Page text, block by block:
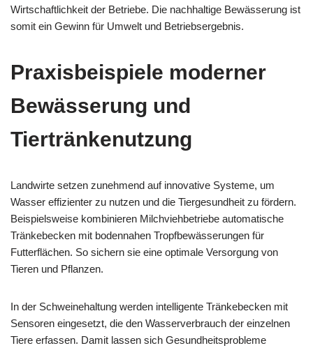
Wirtschaftlichkeit der Betriebe. Die nachhaltige Bewässerung ist
somit ein Gewinn für Umwelt und Betriebsergebnis.
Praxisbeispiele moderner
Bewässerung und
Tiertränkenutzung
Landwirte setzen zunehmend auf innovative Systeme, um
Wasser effizienter zu nutzen und die Tiergesundheit zu fördern.
Beispielsweise kombinieren Milchviehbetriebe automatische
Tränkebecken mit bodennahen Tropfbewässerungen für
Futterflächen. So sichern sie eine optimale Versorgung von
Tieren und Pflanzen.
In der Schweinehaltung werden intelligente Tränkebecken mit
Sensoren eingesetzt, die den Wasserverbrauch der einzelnen
Tiere erfassen. Damit lassen sich Gesundheitsprobleme